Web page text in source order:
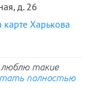
д. 26
Харькова
люблю такие
полностью